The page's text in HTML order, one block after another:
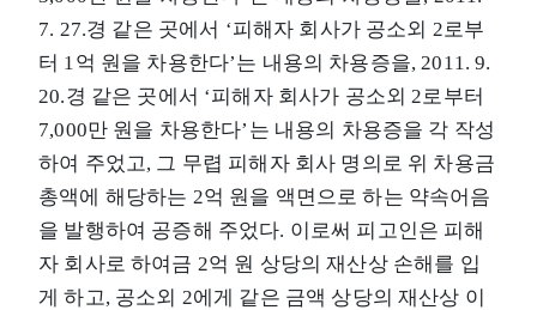
7. 27.경 같은 곳에서 ‘피해자 회사가 공소외 2로부
터 1억 원을 차용한다’는 내용의 차용증을, 2011. 9.
20.경 같은 곳에서 ‘피해자 회사가 공소외 2로부터
7,000만 원을 차용한다’는 내용의 차용증을 각 작성
하여 주었고, 그 무렵 피해자 회사 명의로 위 차용금
총액에 해당하는 2억 원을 액면으로 하는 약속어음
을 발행하여 공증해 주었다. 이로써 피고인은 피해
자 회사로 하여금 2억 원 상당의 재산상 손해를 입
게 하고, 공소외 2에게 같은 금액 상당의 재산상 이